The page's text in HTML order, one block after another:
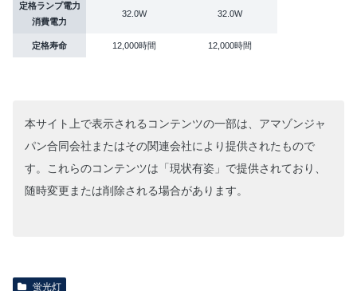
定格ランプ電力
消費電力
32.0W 32.0W
定格寿命 12,000時間 12,000時間
本サイト上で表示されるコンテンツの一部は、アマゾンジャ
パン合同会社またはその関連会社により提供されたもので
す。これらのコンテンツは「現状有姿」で提供されており、
随時変更または削除される場合があります。
蛍光灯